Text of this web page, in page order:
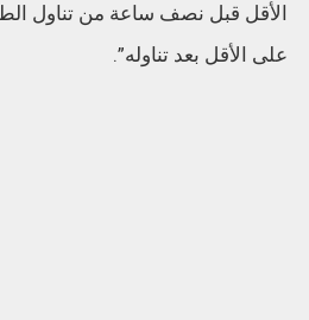
الأقل قبل نصف ساعة من تناول
على الأقل بعد تناوله”.